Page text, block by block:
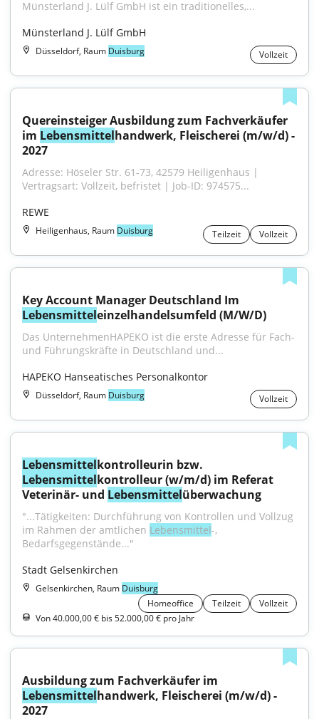
Münsterland J. Lülf GmbH ist ein traditionelles,...
Münsterland J. Lülf GmbH
Düsseldorf, Raum Duisburg Vollzeit
Quereinsteiger Ausbildung zum Fachverkäufer
im Lebensmittelhandwerk, Fleischerei (m/w/d) -
2027
Adresse: Höseler Str. 61-73, 42579 Heiligenhaus |
Vertragsart: Vollzeit, befristet | Job-ID: 974575...
REWE
Heiligenhaus, Raum Duisburg Teilzeit Vollzeit
Lebensmitteleinzelhandelsumfeld (M/W/D)
Das UnternehmenHAPEKO ist die erste Adresse für Fach-
und Führungskräfte in Deutschland und...
HAPEKO Hanseatisches Personalkontor
Düsseldorf, Raum Duisburg Vollzeit
Lebensmittel
Lebensmittelkontrolleur (w/m/d) im Referat
Veterinär- und Lebensmittelüberwachung
"...Tätigkeiten: Durchführung von Kontrollen und Vollzug
im Rahmen der amtlichen Lebensmittel-,
Bedarfsgegenstände..."
Stadt Gelsenkirchen
Gelsenkirchen, Raum Duisburg
Homeoffice
Teilzeit
Vollzeit
Von 40.000,00 € bis 52.000,00 € pro Jahr
Lebensmittelhandwerk, Fleischerei (m/w/d) -
2027